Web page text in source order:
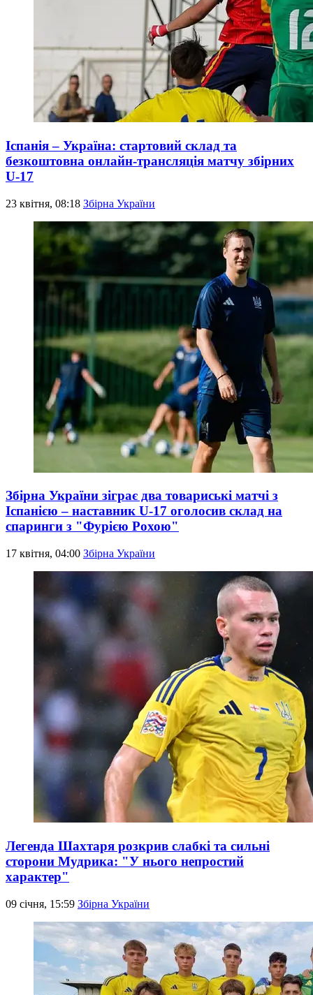
Іспанія – Україна: стартовий склад та
безкоштовна онлайн-трансляція матчу збірних
U-17
23 квітня, 08:18 Збірна України
Збірна України зіграє два товариські матчі з
Іспанією – наставник U-17 оголосив склад на
спаринги з "Фурією Рохою"
17 квітня, 04:00 Збірна України
Легенда Шахтаря розкрив слабкі та сильні
сторони Мудрика: "У нього непростий
характер"
09 січня, 15:59 Збірна України